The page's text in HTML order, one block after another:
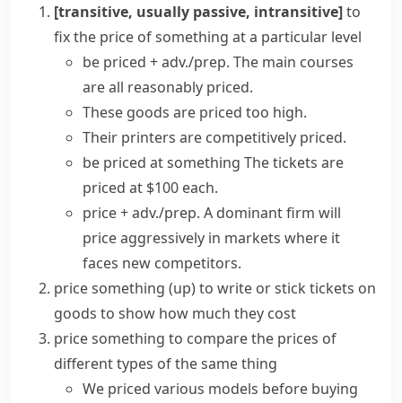
[transitive, usually passive, intransitive]to
fix the price of something at a particular level
be priced + adv./prep. The main courses
are all reasonably priced.
These goods are priced too high.
Their printers are competitively priced.
be priced at something The tickets are
priced at $100 each.
price + adv./prep. A dominant firm will
price aggressively in markets where it
faces new competitors.
price something (up)to write or stick tickets on
goods to show how much they cost
price something to compare the prices of
different types of the same thing
We priced various models before buying